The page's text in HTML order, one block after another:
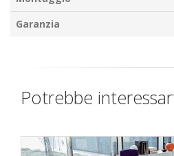
Garanzia
Potrebbe